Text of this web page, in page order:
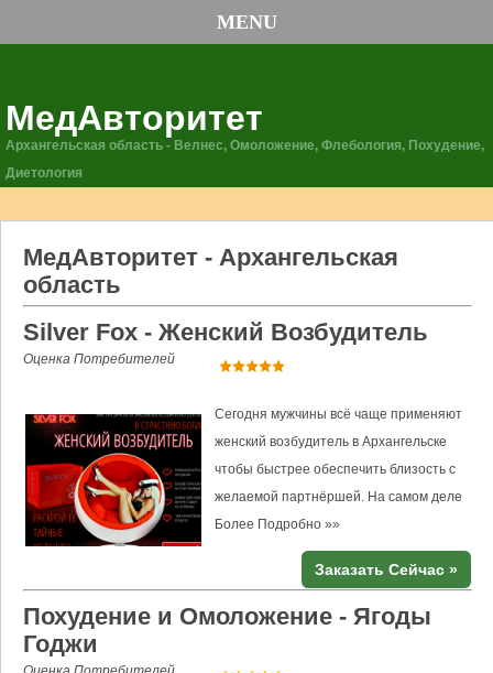
МедАвторитет
Архангельская область - Велнес, Омоложение, Флебология, Похудение,
Диетология
MENU
МедАвторитет - Архангельская
область
Silver Fox - Женский Возбудитель
Оценка Потребителей
Сегодня мужчины всё чаще применяют
женский возбудитель в Архангельске
чтобы быстрее обеспечить близость с
желаемой партнёршей. На самом деле
Более Подробно »»
Заказать Сейчас »
Похудение и Омоложение - Ягоды
Годжи